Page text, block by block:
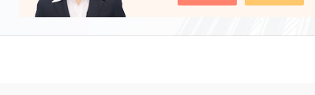
当前位置：首页 产